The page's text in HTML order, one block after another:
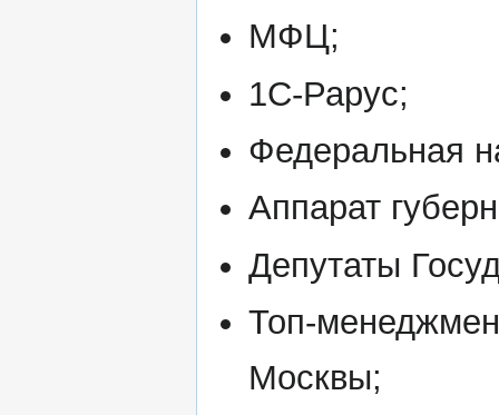
МФЦ;
1С-Рарус;
Федеральная
Аппарат
Депутаты
Топ-
Москвы;